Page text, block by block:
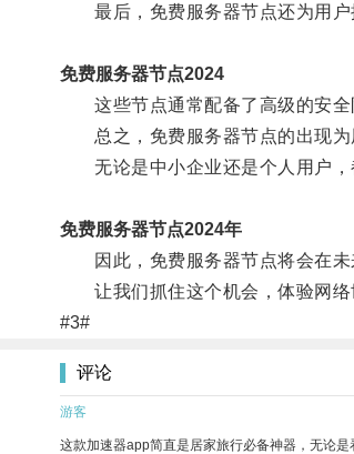
最后，免费服务器节点还为用户
免费服务器节点2024
这些节点通常配备了高级的安全
总之，免费服务器节点的出现为
无论是中小企业还是个人用户，
免费服务器节点2024年
因此，免费服务器节点将会在未
让我们抓住这个机会，体验网络
#3#
评论
游客
这款加速器app简直是居家旅行必备神器，无论